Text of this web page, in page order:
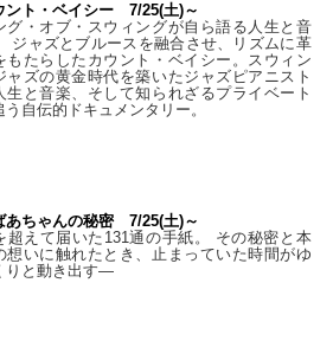
ント・ベイシー 7/25(土)～
グ・オブ・スウィングが自ら語る人生と音
ジャズとブルースを融合させ、リズムに革
もたらしたカウント・ベイシー。スウィン
ャズの黄金時代を築いたジャズピアニスト
生と音楽、そして知られざるプライベート
う自伝的ドキュメンタリー。
あちゃんの秘密 7/25(土)～
超えて届いた131通の手紙。 その秘密と本
想いに触れたとき、止まっていた時間がゆ
りと動き出す―